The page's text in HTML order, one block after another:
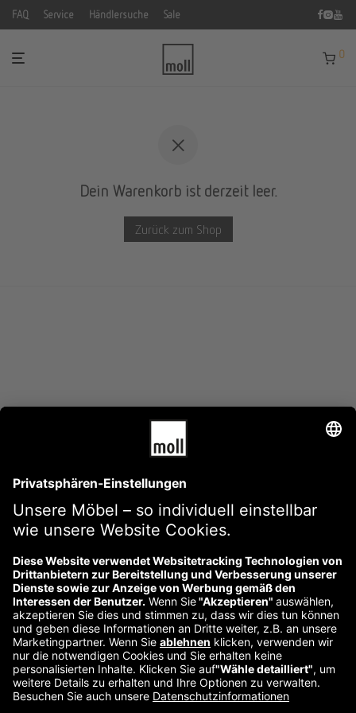
FAQ Service Händlersuche Sale
0
Dein Warenkorb ist derzeit leer.
Zurück zum Shop
AGB
Impressum
Datenschutzerklärung
Widerrufsbelehrung
Kontakt
Reklamation starten
Vertrag widerrufen